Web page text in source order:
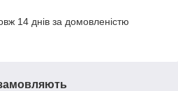
14 днів за домовленістю